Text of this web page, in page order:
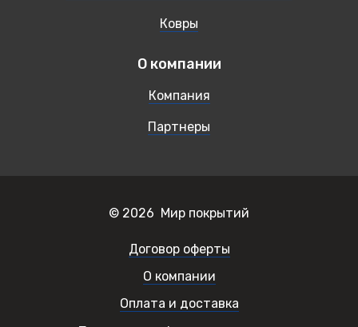
Ковры
О компании
Компания
Партнеры
© 2026 Мир покрытий
Договор оферты
О компании
Оплата и доставка